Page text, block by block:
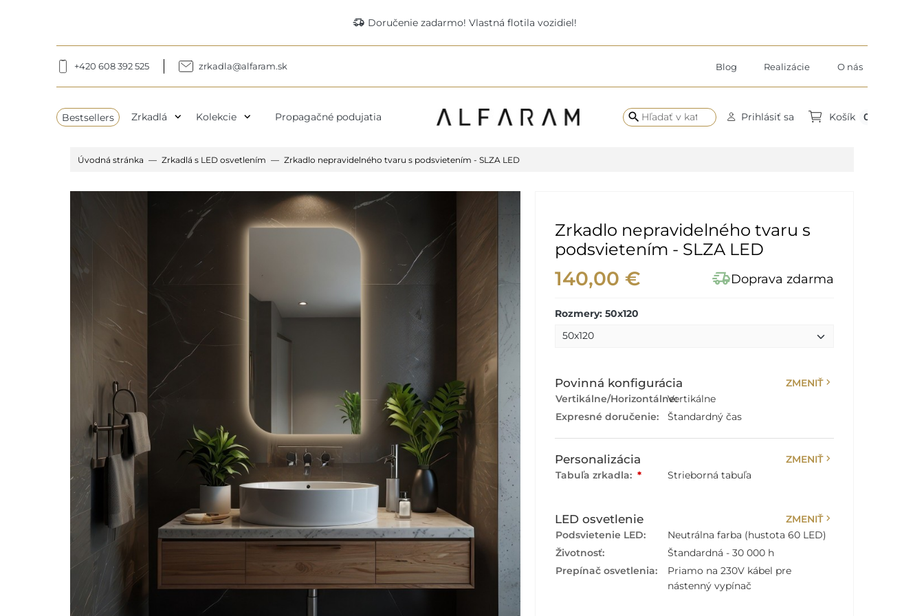
delivery_truck_speed Doručenie zadarmo! Vlastná flotila vozidiel!
+420 608 392 525 zrkadla@alfaram.sk Blog Realizácie O nás
Bestsellers Zrkadlá expand_more Kolekcie expand_more Propagačné podujatia search Prihlásiť sa Košík 0
Úvodná stránka Zrkadlá s LED osvetlením Zrkadlo nepravidelného tvaru s podsvietením - SLZA LED
Zrkadlo nepravidelného tvaru s
podsvietením - SLZA LED
140,00 € delivery_truck_speedDoprava zdarma
Rozmery: 50x120
Povinná konfigurácia ZMENIŤchevron_right
Vertikálne/Horizontálne:Vertikálne
Expresné doručenie:
Štandardný čas
Personalizácia ZMENIŤchevron_right
Tabuľa zrkadla: * Strieborná tabuľa
LED osvetlenie ZMENIŤchevron_right
Podsvietenie LED:
Neutrálna farba (hustota 60 LED)
Životnosť:
Štandardná - 30 000 h
Prepínač osvetlenia:
Priamo na 230V kábel pre
nástenný vypínač